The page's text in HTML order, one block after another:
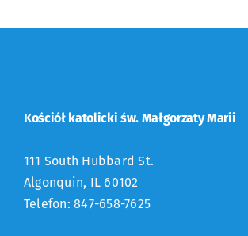
Kościół katolicki św. Małgorzaty Marii
111 South Hubbard St.
Algonquin, IL 60102
Telefon: 847-658-7625